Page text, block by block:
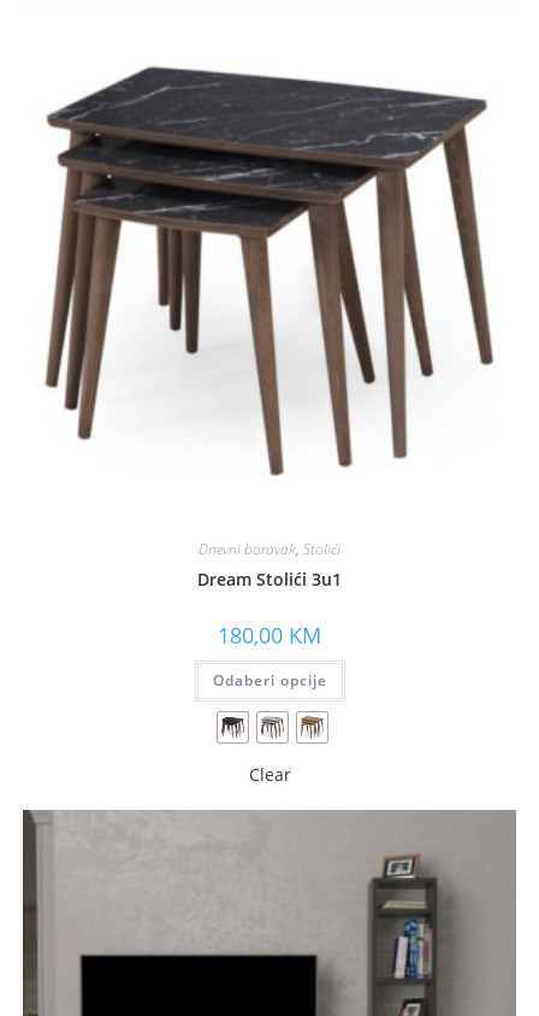
Dnevni boravak, Stolići
Dream Stolići 3u1
180,00 KM
Odaberi opcije
Clear